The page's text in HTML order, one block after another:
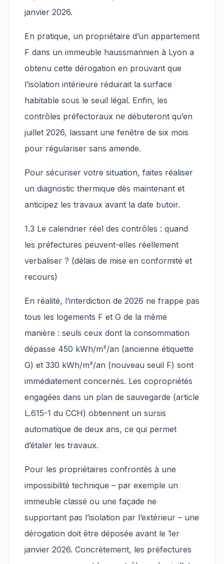
janvier 2026.
En pratique, un propriétaire d’un appartement
F dans un immeuble haussmannien à Lyon a
obtenu cette dérogation en prouvant que
l’isolation intérieure réduirait la surface
habitable sous le seuil légal. Enfin, les
contrôles préfectoraux ne débuteront qu’en
juillet 2026, laissant une fenêtre de six mois
pour régulariser sans amende.
Pour sécuriser votre situation, faites réaliser
un diagnostic thermique dès maintenant et
anticipez les travaux avant la date butoir.
1.3 Le calendrier réel des contrôles : quand
les préfectures peuvent-elles réellement
verbaliser ? (délais de mise en conformité et
recours)
En réalité, l’interdiction de 2026 ne frappe pas
tous les logements F et G de la même
manière : seuls ceux dont la consommation
dépasse 450 kWh/m²/an (ancienne étiquette
G) et 330 kWh/m²/an (nouveau seuil F) sont
immédiatement concernés. Les copropriétés
engagées dans un plan de sauvegarde (article
L.615-1 du CCH) obtiennent un sursis
automatique de deux ans, ce qui permet
d’étaler les travaux.
Pour les propriétaires confrontés à une
impossibilité technique – par exemple un
immeuble classé ou une façade ne
supportant pas l’isolation par l’extérieur – une
dérogation doit être déposée avant le 1er
janvier 2026. Concrètement, les préfectures